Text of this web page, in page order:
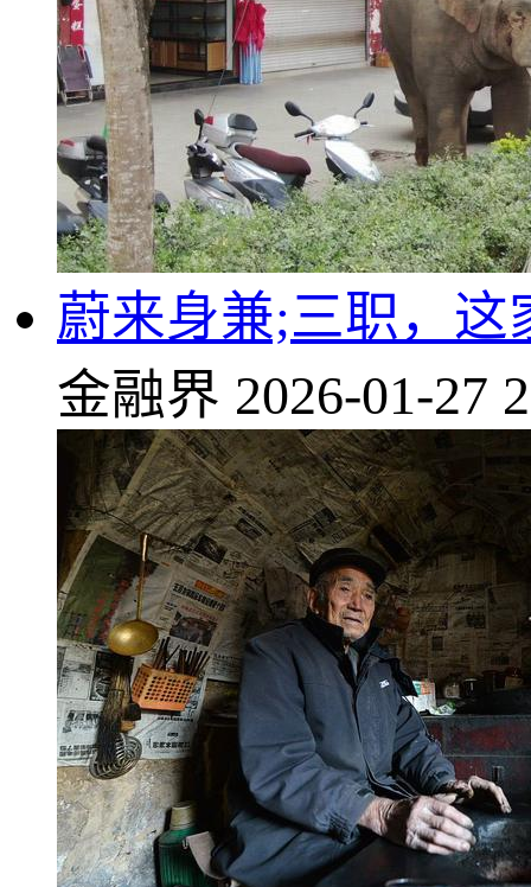
蔚来身兼;三职，这
金融界 2026-01-27